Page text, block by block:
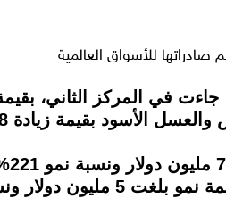
للأسواق العالمية